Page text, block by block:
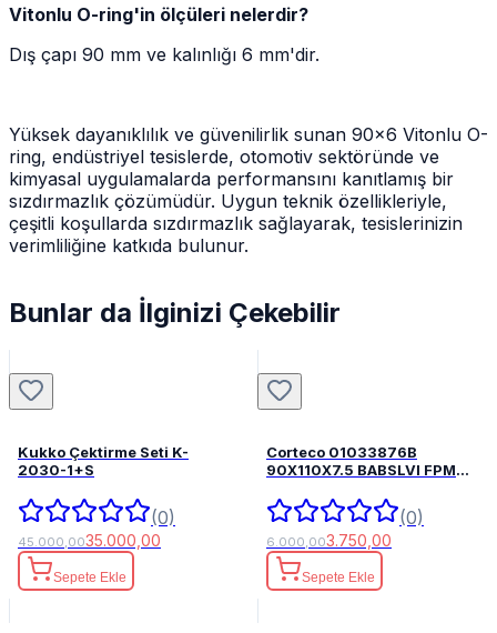
Vitonlu O-ring'in ölçüleri nelerdir?
Dış çapı 90 mm ve kalınlığı 6 mm'dir.
Yüksek dayanıklılık ve güvenilirlik sunan 90x6 Vitonlu O-
ring, endüstriyel tesislerde, otomotiv sektöründe ve
kimyasal uygulamalarda performansını kanıtlamış bir
sızdırmazlık çözümüdür. Uygun teknik özellikleriyle,
çeşitli koşullarda sızdırmazlık sağlayarak, tesislerinizin
verimliliğine katkıda bulunur.
Bunlar da İlginizi Çekebilir
Kukko Çektirme Seti K-
2030-1+S
(0)
45.000,0035.000,00
Sepete Ekle
Corteco 01033876B
90X110X7.5 BABSLVI FPM
(0)
6.000,003.750,00
Sepete Ekle